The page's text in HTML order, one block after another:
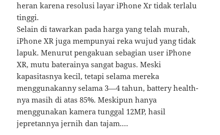
heran karena resolusi layar iPhone Xr tidak terlalu
tinggi.
Selain di tawarkan pada harga yang telah murah,
iPhone XR juga mempunyai reka wujud yang tidak
lapuk. Menurut pengakuan sebagian user iPhone
XR, mutu baterainya sangat bagus. Meski
kapasitasnya kecil, tetapi selama mereka
menggunakanny selama 3—4 tahun, battery health-
nya masih di atas 85%. Meskipun hanya
menggunakan kamera tunggal 12MP, hasil
jepretannya jernih dan tajam.…